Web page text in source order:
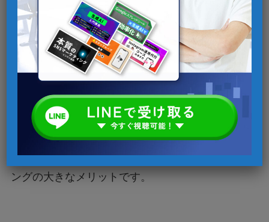
新商品や新サービスを多くの人に知ってもらうた
めには、何らかのメディアを利用して宣伝しなけ
ればなりません。
投稿や運用で自社の情報発信することで
販促や
広告のような役割を果たし、より効果的に潜在層
にアプローチできる点が、Instagramマーケティ
ングの大きなメリットです。